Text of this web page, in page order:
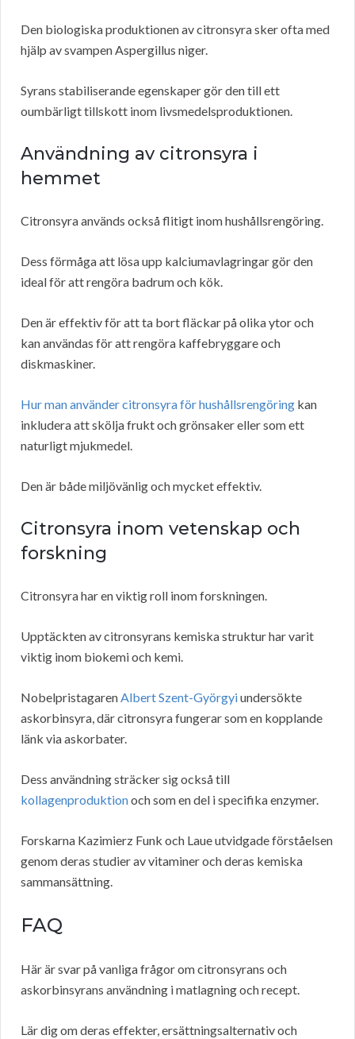
Den biologiska produktionen av citronsyra sker ofta med
hjälp av svampen Aspergillus niger.
Syrans stabiliserande egenskaper gör den till ett
oumbärligt tillskott inom livsmedelsproduktionen.
Användning av citronsyra i
hemmet
Citronsyra används också flitigt inom hushållsrengöring.
Dess förmåga att lösa upp kalciumavlagringar gör den
ideal för att rengöra badrum och kök.
Den är effektiv för att ta bort fläckar på olika ytor och
kan användas för att rengöra kaffebryggare och
diskmaskiner.
Hur man använder citronsyra för hushållsrengöring kan
inkludera att skölja frukt och grönsaker eller som ett
naturligt mjukmedel.
Den är både miljövänlig och mycket effektiv.
Citronsyra inom vetenskap och
forskning
Citronsyra har en viktig roll inom forskningen.
Upptäckten av citronsyrans kemiska struktur har varit
viktig inom biokemi och kemi.
NobelpristagarenAlbert Szent-Györgyiundersökte
askorbinsyra, där citronsyra fungerar som en kopplande
länk via askorbater.
Dess användning sträcker sig också till
kollagenproduktionoch som en del i specifika enzymer.
Forskarna Kazimierz Funk och Laue utvidgade förståelsen
genom deras studier av vitaminer och deras kemiska
sammansättning.
FAQ
Här är svar på vanliga frågor om citronsyrans och
askorbinsyrans användning i matlagning och recept.
Lär dig om deras effekter, ersättningsalternativ och